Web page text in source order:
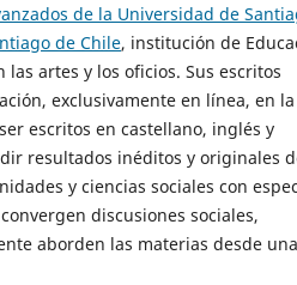
de la Universidad de
de Chile, institución de
artes y los oficios. Sus escritos
exclusivamente en línea, en la
escritos en castellano, inglés y
resultados inéditos y originales
y ciencias sociales con
discusiones sociales,
aborden las materias desde una